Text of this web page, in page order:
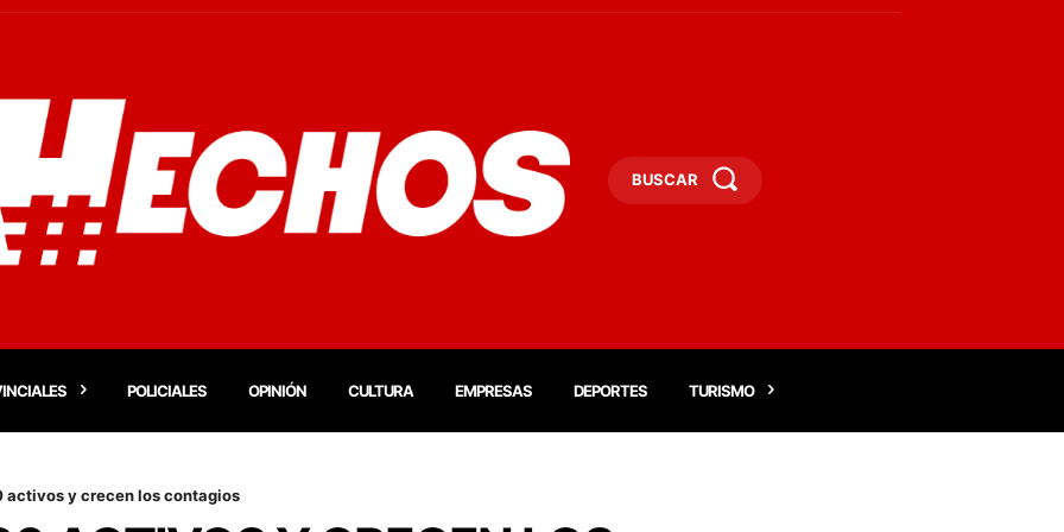
BUSCAR
POLICIALES OPINIÓN CULTURA EMPRESAS DEPORTES TURISMO
activos y crecen los contagios